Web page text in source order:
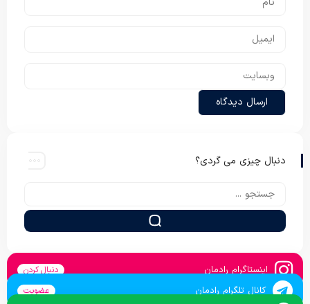
دنبال چیزی می گردی؟
اینستاگرام رادمان دنبال کردن
کانال تلگرام رادمان عضویت